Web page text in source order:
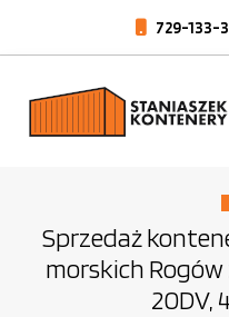
729-133-
Sprzedaż
morskich
20DV,